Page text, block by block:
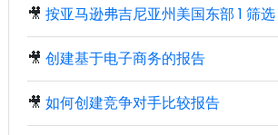
🎥 按亚马逊弗吉尼亚州美国东部 1 筛选
🎥 创建基于电子商务的报告
🎥 如何创建竞争对手比较报告